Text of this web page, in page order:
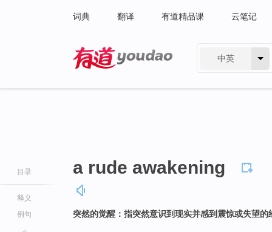
词典 翻译 有道精品课 云笔记
中英
目录
释义
例句
a rude awakening
突然的觉醒：指突然意识到现实并感到震惊或失望的